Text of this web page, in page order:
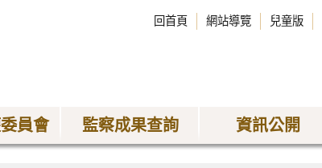
回首頁 網站導覽 兒童版
員會 監察成果查詢 資訊公開